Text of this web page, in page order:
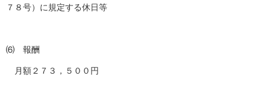
７８号）に規定する休日等
⑹ 報酬
月額２７３，５００円